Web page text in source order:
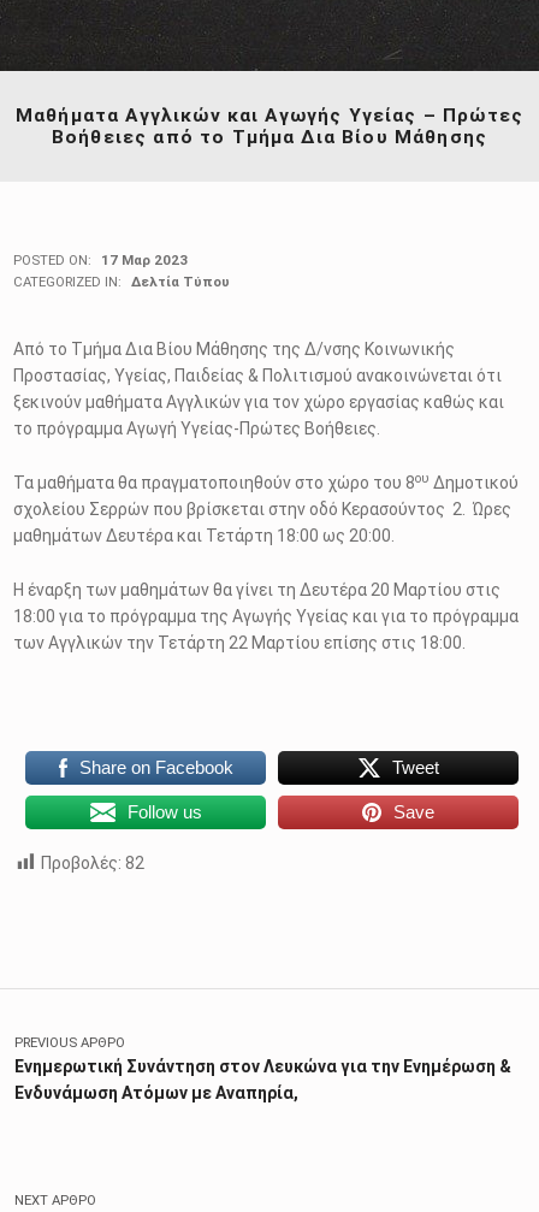
Μαθήματα Αγγλικών και Αγωγής Υγείας – Πρώτες
Βοήθειες από το Τμήμα Δια Βίου Μάθησης
POSTED ON:
17 Μαρ 2023
CATEGORIZED IN:
Δελτία Τύπου
Από το Τμήμα Δια Βίου Μάθησης της Δ/νσης Κοινωνικής
Προστασίας, Υγείας, Παιδείας & Πολιτισμού ανακοινώνεται ότι
ξεκινούν μαθήματα Αγγλικών για τον χώρο εργασίας καθώς και
το πρόγραμμα Αγωγή Υγείας-Πρώτες Βοήθειες.
Τα μαθήματα θα πραγματοποιηθούν στο χώρο του 8ου Δημοτικού
σχολείου Σερρών που βρίσκεται στην οδό Κερασούντος 2. Ώρες
μαθημάτων Δευτέρα και Τετάρτη 18:00 ως 20:00.
Η έναρξη των μαθημάτων θα γίνει τη Δευτέρα 20 Μαρτίου στις
18:00 για το πρόγραμμα της Αγωγής Υγείας και για το πρόγραμμα
των Αγγλικών την Τετάρτη 22 Μαρτίου επίσης στις 18:00.
Share on Facebook Tweet
Follow us Save
Προβολές: 82
Πλοήγηση άρθρων
PREVIOUS ΆΡΘΡΟ
Ενημερωτική Συνάντηση στον Λευκώνα για την Ενημέρωση &
Ενδυνάμωση Ατόμων με Αναπηρία,
NEXT ΆΡΘΡΟ